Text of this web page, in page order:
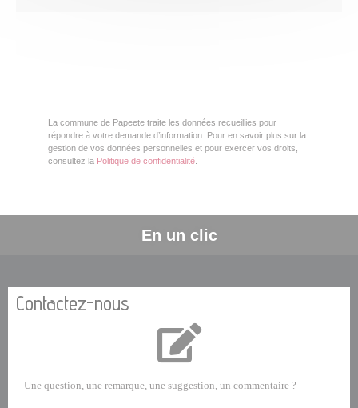
La commune de Papeete traite les données recueillies pour
répondre à votre demande d’information. Pour en savoir plus sur la
gestion de vos données personnelles et pour exercer vos droits,
consultez la Politique de confidentialité
En un clic
Contactez-nous
Une question, une remarque, une suggestion, un commentaire ?